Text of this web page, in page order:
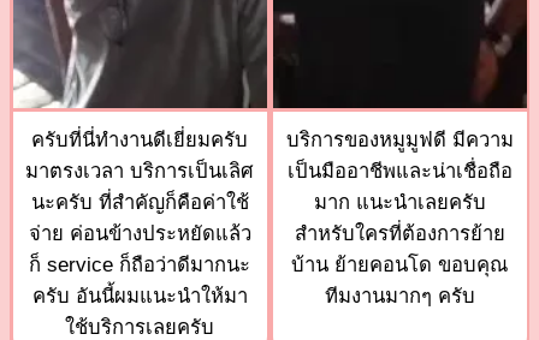
ครับที่นี่ทำงานดีเยี่ยมครับ
มาตรงเวลา บริการเป็นเลิศ
นะครับ ที่สำคัญก็คือค่าใช้
จ่าย ค่อนข้างประหยัดแล้ว
ก็ service ก็ถือว่าดีมากนะ
ครับ อันนี้ผมแนะนำให้มา
ใช้บริการเลยครับ
บริการของหมูมูฟดี มีความ
เป็นมืออาชีพและน่าเชื่อถือ
มาก แนะนำเลยครับ
สำหรับใครที่ต้องการย้าย
บ้าน ย้ายคอนโด ขอบคุณ
ทีมงานมากๆ ครับ